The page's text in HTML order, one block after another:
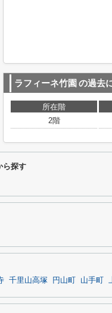
ラフィーネ竹園 の過去
所在階
2階
ら探す
千里山高塚 円山町 山手町